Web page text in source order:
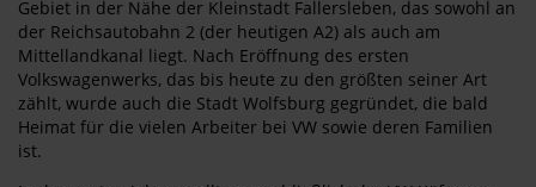
Gebiet in der Nähe der Kleinstadt Fallersleben, das sowohl an
der Reichsautobahn 2 (der heutigen A2) als auch am
Mittellandkanal liegt. Nach Eröffnung des ersten
Volkswagenwerks, das bis heute zu den größten seiner Art
zählt, wurde auch die Stadt Wolfsburg gegründet, die bald
Heimat für die vielen Arbeiter bei VW sowie deren Familien
ist.